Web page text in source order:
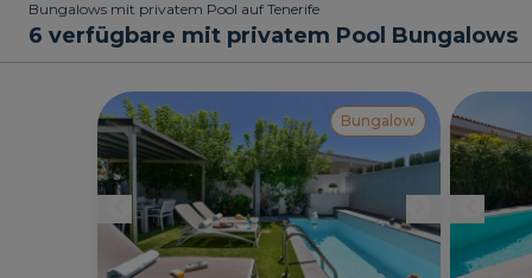
Bungalows mit privatem Pool auf Tenerife
6 verfügbare mit privatem Pool Bungalows
Bungalow